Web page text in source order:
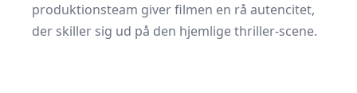
produktionsteam giver filmen en rå autencitet,
der skiller sig ud på den hjemlige thriller-scene.